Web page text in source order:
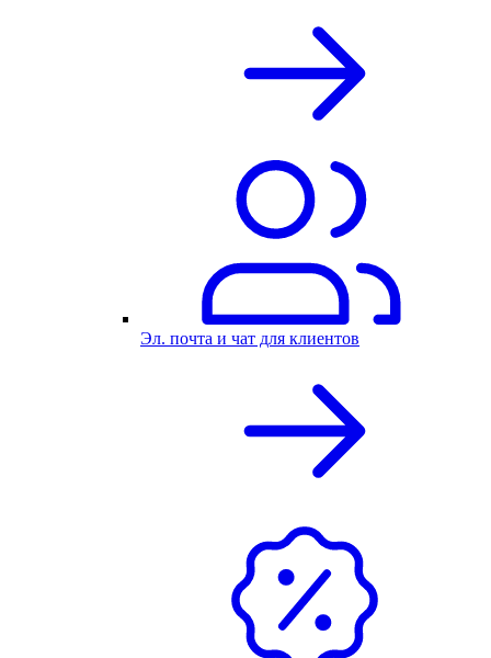
Эл. почта и чат для клиентов